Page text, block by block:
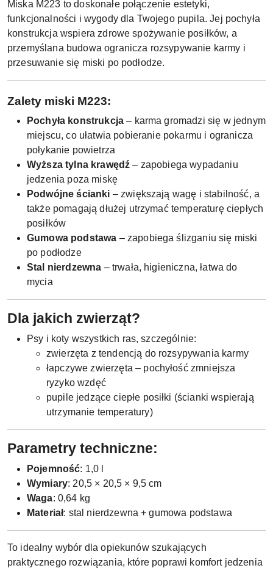
Miska M223 to doskonałe połączenie estetyki,
funkcjonalności i wygody dla Twojego pupila. Jej pochyła
konstrukcja wspiera zdrowe spożywanie posiłków, a
przemyślana budowa ogranicza rozsypywanie karmy i
przesuwanie się miski po podłodze.
Zalety miski M223:
Pochyła konstrukcja – karma gromadzi się w jednym
miejscu, co ułatwia pobieranie pokarmu i ogranicza
połykanie powietrza
Wyższa tylna krawędź – zapobiega wypadaniu
jedzenia poza miskę
Podwójne ścianki – zwiększają wagę i stabilność, a
także pomagają dłużej utrzymać temperaturę ciepłych
posiłków
Gumowa podstawa – zapobiega ślizganiu się miski
po podłodze
Stal nierdzewna – trwała, higieniczna, łatwa do
mycia
Dla jakich zwierząt?
Psy i koty wszystkich ras, szczególnie:
zwierzęta z tendencją do rozsypywania karmy
łapczywe zwierzęta – pochyłość zmniejsza
ryzyko wzdęć
pupile jedzące ciepłe posiłki (ścianki wspierają
utrzymanie temperatury)
Parametry techniczne:
Pojemność: 1,0 l
Wymiary: 20,5 × 20,5 × 9,5 cm
Waga: 0,64 kg
Materiał: stal nierdzewna + gumowa podstawa
To idealny wybór dla opiekunów szukających
praktycznego rozwiązania, które poprawi komfort jedzenia